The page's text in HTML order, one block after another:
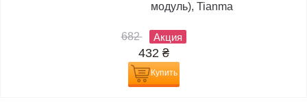
модуль), Tianma
682 Акция
432 ₴
Купить